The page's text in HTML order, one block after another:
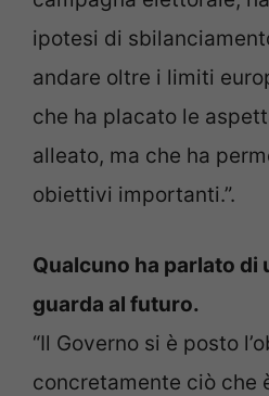
ipotesi di
andare oltre i limiti
che ha placato le
alleato, ma che ha
obiettivi importanti.”.
Qualcuno ha parlato di
guarda al futuro.
“Il Governo si è posto
concretamente ciò che